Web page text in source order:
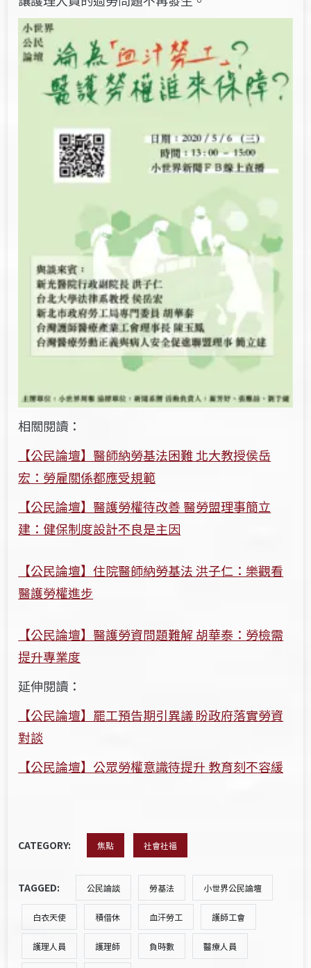
相關閱讀：
【公民論壇】醫師納勞基法困難 北大教授侯岳
宏：勞雇關係都應受規範
【公民論壇】醫護勞權待改善 醫勞盟理事簡立
建：健保制度設計不良是主因
【公民論壇】住院醫師納勞基法 洪子仁：樂觀看
醫護勞權進步
【公民論壇】醫護勞資問題難解 胡華泰：勞檢需
提升專業度
延伸閱讀：
【公民論壇】罷工預告期引異議 盼政府落實勞資
對談
【公民論壇】公眾勞權意識待提升 教育刻不容緩
CATEGORY: 焦點 社會社福
TAGGED: 公民論談 勞基法 小世界公民論壇
白衣天使 積借休 血汗勞工 護師工會
護理人員 護理師 負時數 醫療人員